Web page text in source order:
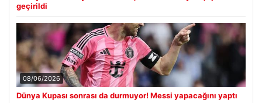
geçirildi
08/06/2026
Dünya Kupası sonrası da durmuyor! Messi yapacağını yaptı